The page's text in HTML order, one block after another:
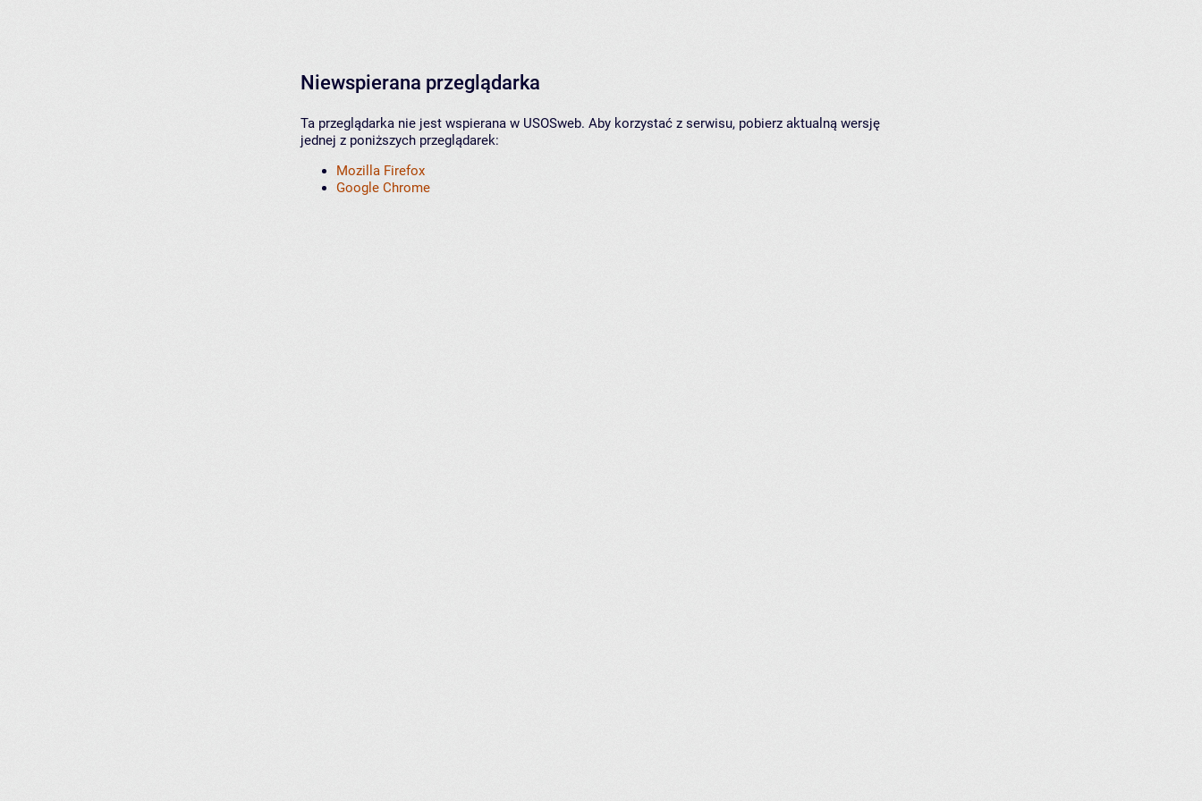
Niewspierana przeglądarka
Ta przeglądarka nie jest wspierana w USOSweb. Aby korzystać z serwisu, pobierz aktualną wersję
jednej z poniższych przeglądarek:
Mozilla Firefox
Google Chrome